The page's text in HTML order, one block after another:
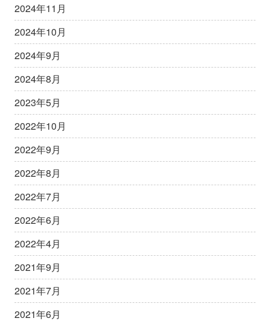
2024年11月
2024年10月
2024年9月
2024年8月
2023年5月
2022年10月
2022年9月
2022年8月
2022年7月
2022年6月
2022年4月
2021年9月
2021年7月
2021年6月